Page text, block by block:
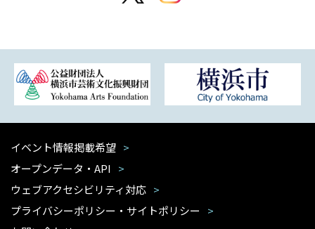
イベント情報掲載希望
オープンデータ・API
ウェブアクセシビリティ対応
プライバシーポリシー・サイトポリシー